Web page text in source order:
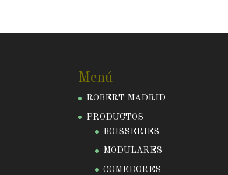
Menú
ROBERT MADRID
PRODUCTOS
BOISSERIES
MODULARES
COMEDORES